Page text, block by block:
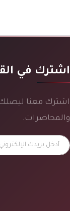
اشترك في
اشترك معنا
والمحاضرات.